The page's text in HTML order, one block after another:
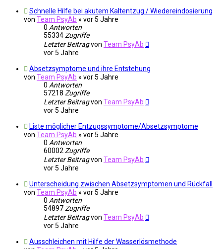
Schnelle Hilfe bei akutem Kaltentzug / Wiedereindosierung
von Team PsyAb » vor 5 Jahre
0 Antworten
55334 Zugriffe
Letzter Beitragvon Team PsyAb
vor 5 Jahre
Absetzsymptome und ihre Entstehung
von Team PsyAb » vor 5 Jahre
0 Antworten
57218 Zugriffe
Letzter Beitragvon Team PsyAb
vor 5 Jahre
Liste möglicher Entzugssymptome/Absetzsymptome
von Team PsyAb » vor 5 Jahre
0 Antworten
60002 Zugriffe
Letzter Beitragvon Team PsyAb
vor 5 Jahre
Unterscheidung zwischen Absetzsymptomen und Rückfall
von Team PsyAb » vor 5 Jahre
0 Antworten
54897 Zugriffe
Letzter Beitragvon Team PsyAb
vor 5 Jahre
Ausschleichen mit Hilfe der Wasserlösmethode